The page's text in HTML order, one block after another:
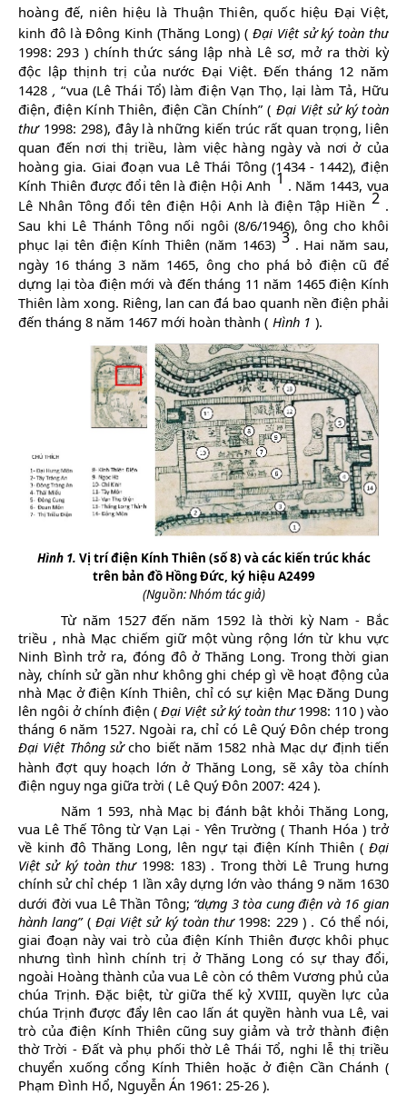
hoàng đế, niên hiệu là Thuận Thiên, quốc hiệu Đại Việt,
kinh đô là Đông Kinh (Thăng Long) ( Đại Việt sử ký toàn thư
1998: 293 ) chính thức sáng lập nhà Lê sơ, mở ra thời kỳ
độc lập thịnh trị của nước Đại Việt. Đến tháng 12 năm
1428 ,“vua (Lê Thái Tổ) làm điện Vạn Thọ, lại làm Tả, Hữu
điện, điện Kính Thiên, điện Cần Chính” ( Đại Việt sử ký toàn
thư 1998: 298), đây là những kiến trúc rất quan trọng, liên
quan đến nơi thị triều, làm việc hàng ngày và nơi ở của
hoàng gia. Giai đoạn vua Lê Thái Tông (1434 - 1442), điện
Kính Thiên được đổi tên là điện Hội Anh 1 . Năm 1443, vua
Lê Nhân Tông đổi tên điện Hội Anh là điện Tập Hiền 2 .
Sau khi Lê Thánh Tông nối ngôi (8/6/1946), ông cho khôi
phục lại tên điện Kính Thiên (năm 1463) 3 . Hai năm sau,
ngày 16 tháng 3 năm 1465, ông cho phá bỏ điện cũ để
dựng lại tòa điện mới và đến tháng 11 năm 1465 điện Kính
Thiên làm xong. Riêng, lan can đá bao quanh nền điện phải
đến tháng 8 năm 1467 mới hoàn thành ( Hình 1 ).
Hình 1. Vị trí điện Kính Thiên (số 8) và các kiến trúc khác
trên bản đồ Hồng Đức, ký hiệu A2499
(Nguồn: Nhóm tác giả)
Từ năm 1527 đến năm 1592 là thời kỳ Nam - Bắc
triều , nhà Mạc chiếm giữ một vùng rộng lớn từ khu vực
Ninh Bình trở ra, đóng đô ở Thăng Long. Trong thời gian
này, chính sử gần như không ghi chép gì về hoạt động của
nhà Mạc ở điện Kính Thiên, chỉ có sự kiện Mạc Đăng Dung
lên ngôi ở chính điện ( Đại Việt sử ký toàn thư 1998: 110 ) vào
tháng 6 năm 1527. Ngoài ra, chỉ có Lê Quý Đôn chép trong
Đại Việt Thông sử cho biết năm 1582 nhà Mạc dự định tiến
hành đợt quy hoạch lớn ở Thăng Long, sẽ xây tòa chính
điện nguy nga giữa trời ( Lê Quý Đôn 2007: 424 ).
Năm 1 593, nhà Mạc bị đánh bật khỏi Thăng Long,
vua Lê Thế Tông từ Vạn Lại - Yên Trường ( Thanh Hóa ) trở
về kinh đô Thăng Long, lên ngự tại điện Kính Thiên ( Đại
Việt sử ký toàn thư 1998: 183) . Trong thời Lê Trung hưng
chính sử chỉ chép 1 lần xây dựng lớn vào tháng 9 năm 1630
dưới đời vua Lê Thần Tông; “dựng 3 tòa cung điện và 16 gian
hành lang” ( Đại Việt sử ký toàn thư 1998: 229 ) . Có thể nói,
giai đoạn này vai trò của điện Kính Thiên được khôi phục
nhưng tình hình chính trị ở Thăng Long có sự thay đổi,
ngoài Hoàng thành của vua Lê còn có thêm Vương phủ của
chúa Trịnh. Đặc biệt, từ giữa thế kỷ XVIII, quyền lực của
chúa Trịnh được đẩy lên cao lấn át quyền hành vua Lê, vai
trò của điện Kính Thiên cũng suy giảm và trở thành điện
thờ Trời - Đất và phụ phối thờ Lê Thái Tổ, nghi lễ thị triều
chuyển xuống cổng Kính Thiên hoặc ở điện Cần Chánh (
Phạm Đình Hổ, Nguyễn Án 1961: 25-26 ).